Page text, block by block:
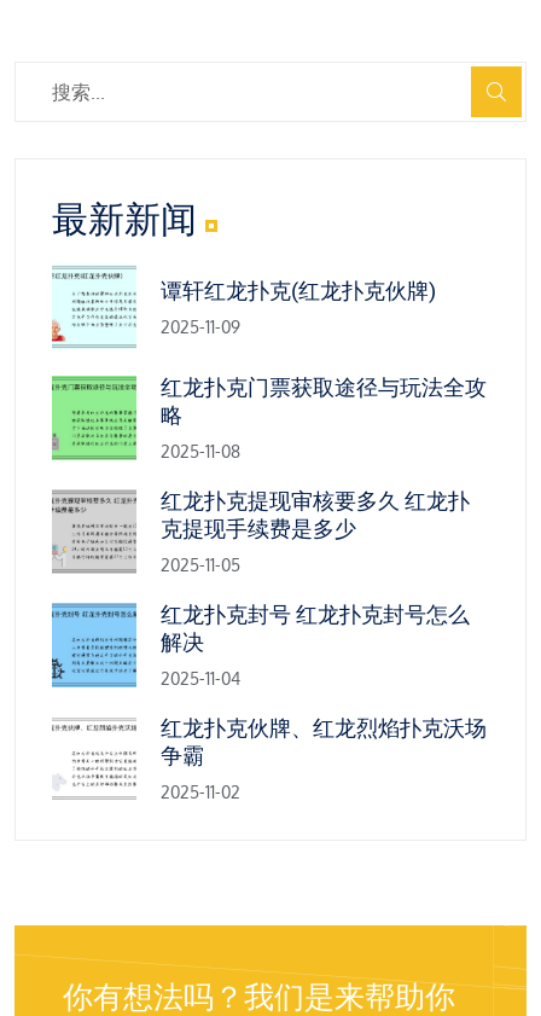
最新新闻
谭轩红龙扑克(红龙扑克伙牌)
2025-11-09
红龙扑克门票获取途径与玩法全攻
略
2025-11-08
红龙扑克提现审核要多久 红龙扑
克提现手续费是多少
2025-11-05
红龙扑克封号 红龙扑克封号怎么
解决
2025-11-04
红龙扑克伙牌、红龙烈焰扑克沃场
争霸
2025-11-02
你有想法吗？我们是来帮助你